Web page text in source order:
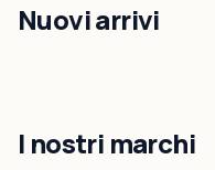
Nuovi arrivi
I nostri marchi